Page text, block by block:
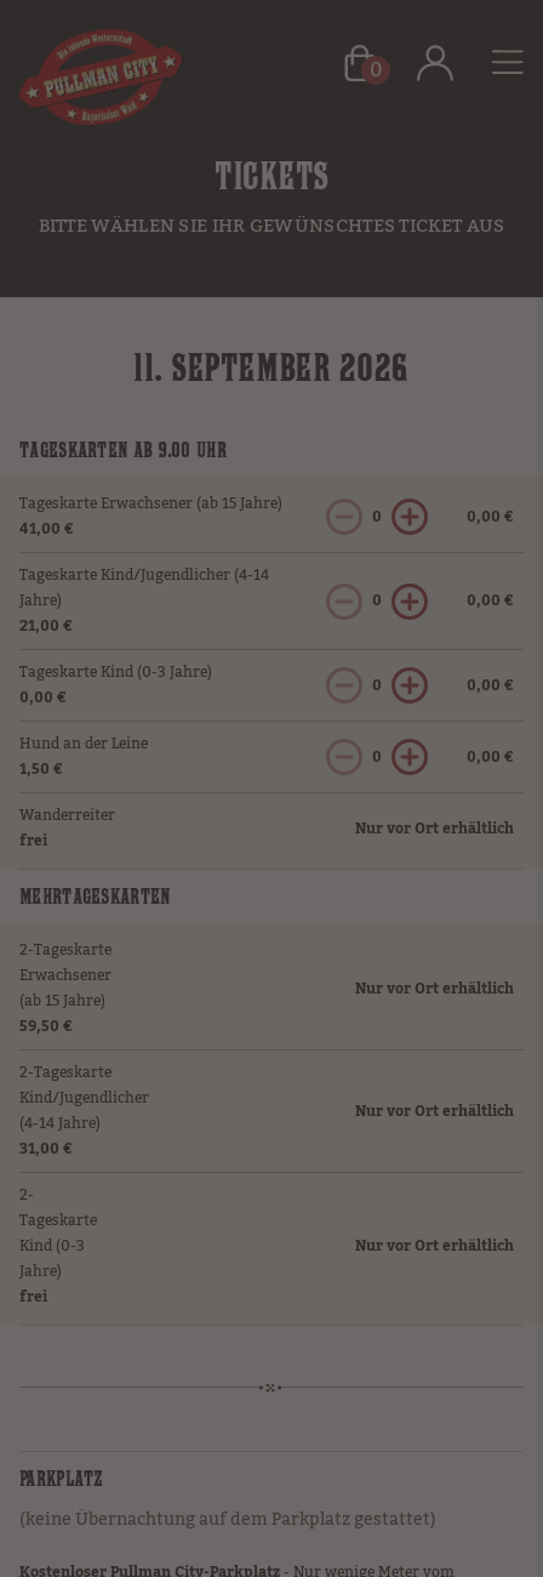
0
TICKETS
BITTE WÄHLEN SIE IHR GEWÜNSCHTES TICKET AUS
11. SEPTEMBER 2026
TAGESKARTEN AB 9.00 UHR
Tageskarte Erwachsener (ab 15 Jahre)
41,00 €
0 0,00 €
Tageskarte Kind/Jugendlicher (4-14
Jahre)
21,00 €
0 0,00 €
Tageskarte Kind (0-3 Jahre)
0,00 €
0 0,00 €
Hund an der Leine
1,50 €
0 0,00 €
Wanderreiter
frei
Nur vor Ort erhältlich
MEHRTAGESKARTEN
2-Tageskarte
Erwachsener
(ab 15 Jahre)
59,50 €
Nur vor Ort erhältlich
2-Tageskarte
Kind/Jugendlicher
(4-14 Jahre)
31,00 €
Nur vor Ort erhältlich
2-
Tageskarte
Kind (0-3
Jahre)
frei
Nur vor Ort erhältlich
PARKPLATZ
(keine Übernachtung auf dem Parkplatz gestattet)